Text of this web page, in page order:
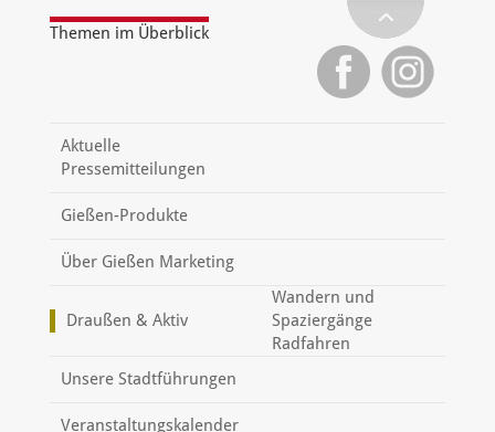
Themen im Überblick
Aktuelle
Pressemitteilungen
Gießen-Produkte
Über Gießen Marketing
Draußen & Aktiv
Wandern und
Spaziergänge
Radfahren
Unsere Stadtführungen
Veranstaltungskalender